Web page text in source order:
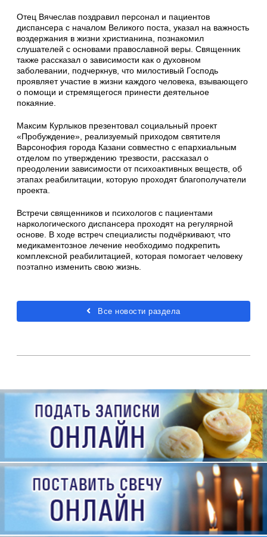
Отец Вячеслав поздравил персонал и пациентов
диспансера с началом Великого поста, указал на важность
воздержания в жизни христианина, познакомил
слушателей с основами православной веры. Священник
также рассказал о зависимости как о духовном
заболевании, подчеркнув, что милостивый Господь
проявляет участие в жизни каждого человека, взывающего
о помощи и стремящегося принести деятельное
покаяние.
Максим Курлыков презентовал социальный проект
«Пробуждение», реализуемый приходом святителя
Варсонофия города Казани совместно с епархиальным
отделом по утверждению трезвости, рассказал о
преодолении зависимости от психоактивных веществ, об
этапах реабилитации, которую проходят благополучатели
проекта.
Встречи священников и психологов с пациентами
наркологического диспансера проходят на регулярной
основе. В ходе встреч специалисты подчёркивают, что
медикаментозное лечение необходимо подкрепить
комплексной реабилитацией, которая помогает человеку
поэтапно изменить свою жизнь.
Все новости раздела